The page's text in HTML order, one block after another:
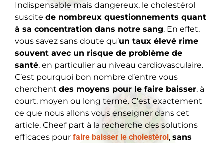
Indispensable mais dangereux, le cholestérol
suscite de nombreux questionnements quant
à sa concentration dans notre sang. En effet,
vous savez sans doute qu’un taux élevé rime
souvent avec un risque de problème de
santé, en particulier au niveau cardiovasculaire.
C’est pourquoi bon nombre d’entre vous
cherchent des moyens pour le faire baisser, à
court, moyen ou long terme. C’est exactement
ce que nous allons vous enseigner dans cet
article. Cheef part à la recherche des solutions
efficaces pour faire baisser le cholestérol , sans